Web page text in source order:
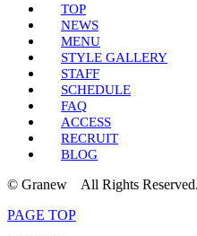
TOP
NEWS
MENU
STYLE GALLERY
STAFF
SCHEDULE
FAQ
ACCESS
RECRUIT
BLOG
© Granew All Rights Reserved.
PAGE TOP